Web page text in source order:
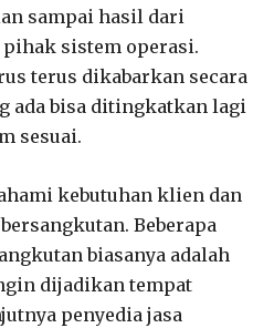
sampai hasil dari
sistem operasi.
terus dikabarkan secara
ada bisa ditingkatkan lagi
sesuai.
kebutuhan klien dan
Beberapa
biasanya adalah
dijadikan tempat
penyedia jasa